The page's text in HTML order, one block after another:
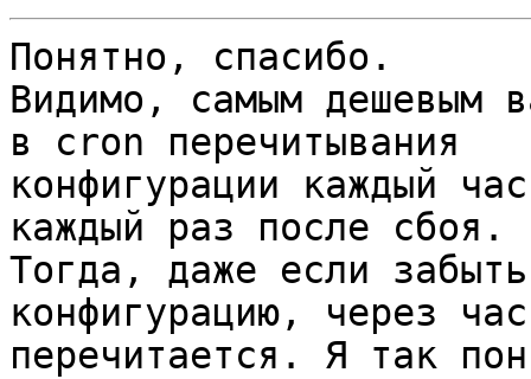
Понятно, спасибо.
Видимо, самым дешевым
в cron перечитывания
конфигурации каждый
каждый раз после сбоя.
Тогда, даже если
конфигурацию, через
перечитается. Я так